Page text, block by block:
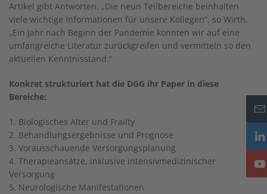
Artikel gibt Antworten. „Die neun Teilbereiche beinhalten
viele wichtige Informationen für unsere Kollegen“, so Wirth.
„Ein Jahr nach Beginn der Pandemie konnten wir auf eine
umfangreiche Literatur zurückgreifen und vermitteln so den
aktuellen Kenntnisstand.“
Konkret strukturiert hat die DGG ihr Paper in diese
Bereiche:
1. Biologisches Alter und Frailty
2. Behandlungsergebnisse und Prognose
3. Vorausschauende Versorgungsplanung
4. Therapieansätze, inklusive intensivmedizinischer
Versorgung
5. Neurologische Manifestationen